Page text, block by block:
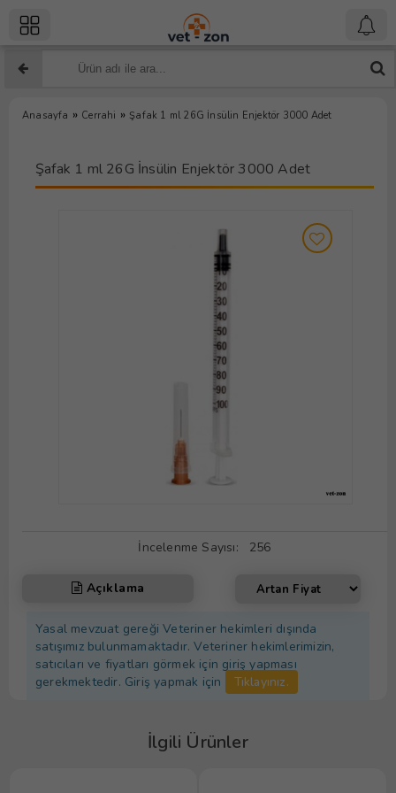
Anasayfa » Cerrahi » Şafak 1 ml 26G İnsülin Enjektör 3000 Adet
Şafak 1 ml 26G İnsülin Enjektör 3000 Adet
İncelenme Sayısı: 256
Açıklama
Yasal mevzuat gereği Veteriner hekimleri dışında
satışımız bulunmamaktadır. Veteriner hekimlerimizin,
satıcıları ve fiyatları görmek için giriş yapması
gerekmektedir. Giriş yapmak için
Tıklayınız.
İlgili Ürünler